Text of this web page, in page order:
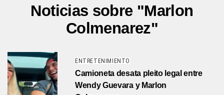
Noticias sobre "Marlon
Colmenarez"
ENTRETENIMIENTO
Camioneta desata pleito legal entre
Wendy Guevara y Marlon